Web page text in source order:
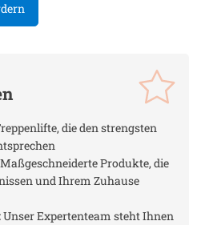
die den strengsten
Maßgeschneiderte Produkte, die
und Ihrem Zuhause
Unser Expertenteam steht Ihnen